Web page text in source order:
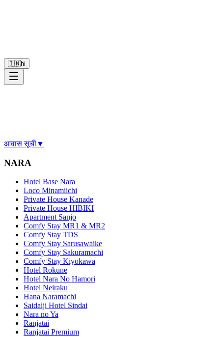
🇮🇳hi
आवास सूची▼
NARA
Hotel Base Nara
Loco Minamiichi
Private House Kanade
Private House HIBIKI
Apartment Sanjo
Comfy Stay MR1 & MR2
Comfy Stay TDS
Comfy Stay Sarusawaike
Comfy Stay Sakuramachi
Comfy Stay Kiyokawa
Hotel Rokune
Hotel Nara No Hamori
Hotel Neiraku
Hana Naramachi
Saidaiji Hotel Sindai
Nara no Ya
Ranjatai
Ranjatai Premium